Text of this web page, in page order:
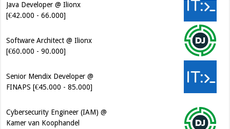
Java Developer @ Ilionx
[€42.000 - 66.000]
Software Architect @ Ilionx
[€60.000 - 90.000]
Senior Mendix Developer @
FINAPS [€45.000 - 85.000]
Cybersecurity Engineer (IAM) @
Kamer van Koophandel